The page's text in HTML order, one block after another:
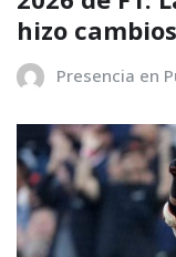
hizo cambios
Presencia en